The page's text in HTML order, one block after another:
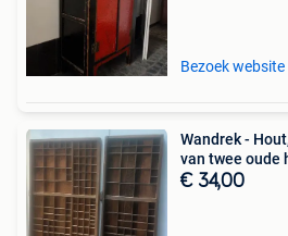
Bezoek website
Wandrek -
van twee oude
€ 34,00